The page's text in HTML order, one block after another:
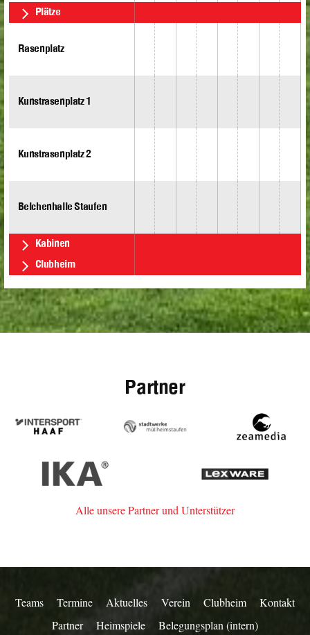
Plätze
Rasenplatz
Kunstrasenplatz 1
Kunstrasenplatz 2
Belchenhalle Staufen
Kabinen
Clubheim
Partner
Intersport
Haaf
Müllheim-
zeamedia,
Staufen
IKA
Alle unsere Partner und Unterstützer
Teams Termine Aktuelles Verein Clubheim
Kontakt
Partner
Heimspiele Belegungsplan (intern)